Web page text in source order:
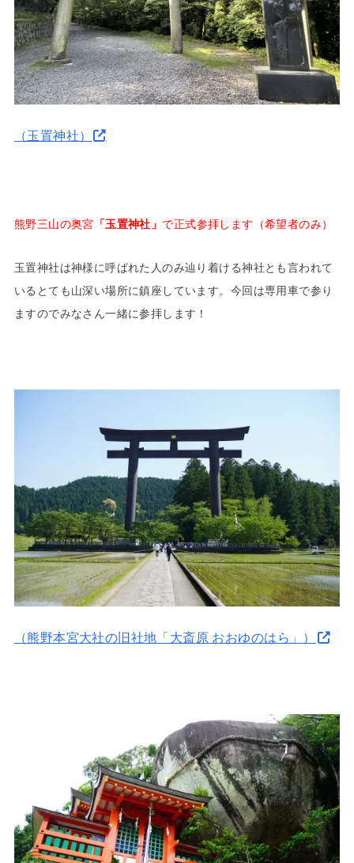
（玉置神社）
熊野三山の奥宮 「玉置神社」 で正式参拝します（希望者のみ）
玉置神社は神様に呼ばれた人のみ辿り着ける神社とも言われて
いるとても山深い場所に鎮座しています。今回は専用車で参り
ますのでみなさん一緒に参拝します！
（熊野本宮大社の旧社地「大斎原 おおゆのはら」）